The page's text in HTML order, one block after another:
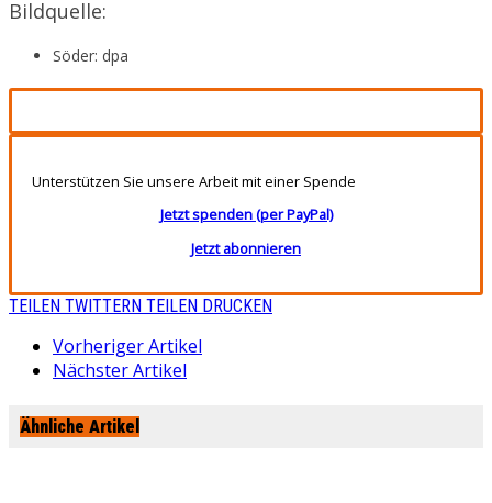
Bildquelle:
Söder: dpa
Unterstützen Sie unsere Arbeit mit einer Spende
Jetzt spenden (per PayPal)
Jetzt abonnieren
TEILEN TWITTERN TEILEN DRUCKEN
Vorheriger Artikel
Nächster Artikel
Ähnliche Artikel